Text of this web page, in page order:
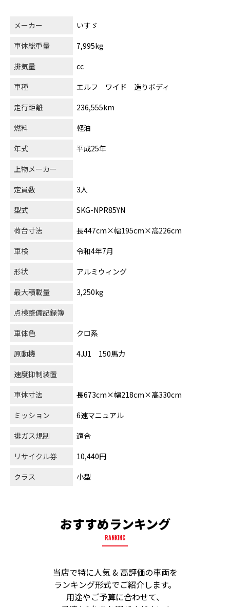
メーカー
いすゞ
車体総重量
7,995kg
排気量
cc
車種
エルフ ワイド 造りボディ
走行距離
236,555km
燃料
軽油
年式
平成25年
上物メーカー
定員数
3人
型式
SKG-NPR85YN
荷台寸法
長447cm×幅195cm×高226cm
車検
令和4年7月
形状
アルミウィング
最大積載量
3,250kg
点検整備記録簿
車体色
クロ系
原動機
4JJ1 150馬力
速度抑制装置
車体寸法
長673cm×幅218cm×高330cm
ミッション
6速マニュアル
排ガス規制
適合
リサイクル券
10,440円
クラス
小型
おすすめランキング
RANKING
当店で特に人気 & 高評価の車両を
ランキング形式でご紹介します。
用途やご予算に合わせて、